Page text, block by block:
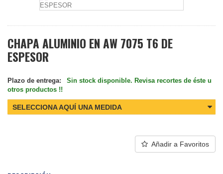
CHAPA ALUMINIO EN AW 7075 T6 DE
ESPESOR
Plazo de entrega:
Sin stock disponible. Revisa recortes de éste u
otros productos !!
SELECCIONA AQUÍ UNA MEDIDA
Añadir a Favoritos